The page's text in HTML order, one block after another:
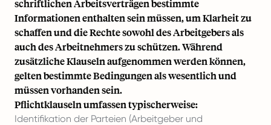
schriftlichen Arbeitsverträgen bestimmte
Informationen enthalten sein müssen, um Klarheit zu
schaffen und die Rechte sowohl des Arbeitgebers als
auch des Arbeitnehmers zu schützen. Während
zusätzliche Klauseln aufgenommen werden können,
gelten bestimmte Bedingungen als wesentlich und
müssen vorhanden sein.
Pflichtklauseln umfassen typischerweise:
Identifikation der Parteien (Arbeitgeber und